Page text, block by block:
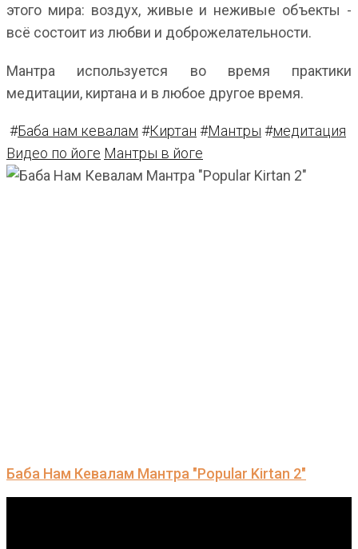
этого мира: воздух, живые и неживые объекты -
всё состоит из любви и доброжелательности.
Мантра используется во время практики
медитации, киртана и в любое другое время.
#Баба нам кевалам #Киртан #Мантры #медитация
Видео по йоге Мантры в йоге
Баба Нам Кевалам Мантра "Popular Kirtan 2"